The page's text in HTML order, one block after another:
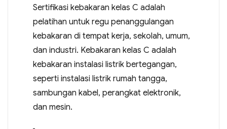
Sertifikasi kebakaran kelas C adalah
pelatihan untuk regu penanggulangan
kebakaran di tempat kerja, sekolah, umum,
dan industri. Kebakaran kelas C adalah
kebakaran instalasi listrik bertegangan,
seperti instalasi listrik rumah tangga,
sambungan kabel, perangkat elektronik,
dan mesin.